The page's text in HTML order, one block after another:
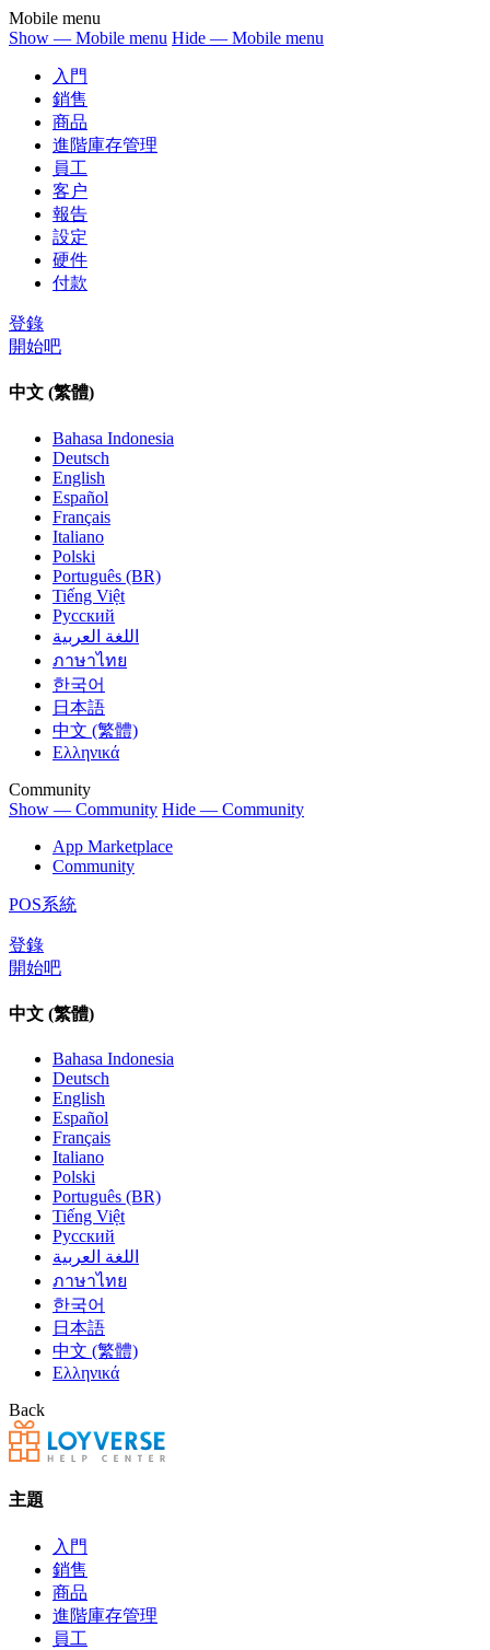
Mobile menu
Show — Mobile menu Hide — Mobile menu
入門
銷售
商品
進階庫存管理
員工
客户
報告
設定
硬件
付款
登錄
開始吧
中文 (繁體)
Bahasa Indonesia
Deutsch
English
Español
Français
Italiano
Polski
Português (BR)
Tiếng Việt
Русский
اللغة العربية
ภาษาไทย
한국어
日本語
中文 (繁體)
Ελληνικά
Community
Show — Community Hide — Community
App Marketplace
Community
POS系統
登錄
開始吧
中文 (繁體)
Bahasa Indonesia
Deutsch
English
Español
Français
Italiano
Polski
Português (BR)
Tiếng Việt
Русский
اللغة العربية
ภาษาไทย
한국어
日本語
中文 (繁體)
Ελληνικά
Back
主題
入門
銷售
商品
進階庫存管理
員工